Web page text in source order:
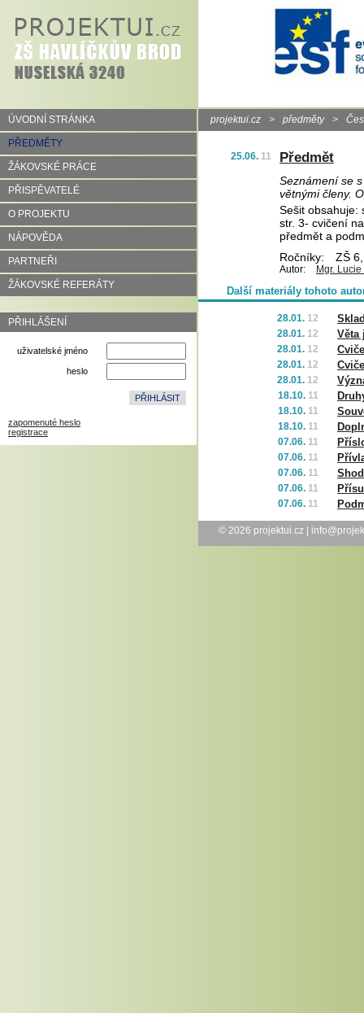
ÚVODNÍ STRÁNKA
PŘEDMĚTY
ŽÁKOVSKÉ PRÁCE
PŘISPĚVATELÉ
O PROJEKTU
NÁPOVĚDA
PARTNEŘI
ŽÁKOVSKÉ REFERÁTY
PŘIHLÁŠENÍ
uživatelské jméno
heslo
zapomenuté heslo
registrace
projektui.cz > předměty >
25.06. 11 Předmět
Seznámení se
větnými členy.
Sešit obsahuje:
str. 3- cvičení
předmět a
Ročníky:
ZŠ
Autor: Mgr.
Další materiály tohoto
28.01. 12
28.01. 12 Věta
28.01. 12
28.01. 12
28.01. 12
18.10. 11
18.10. 11
18.10. 11
07.06. 11
07.06. 11
07.06. 11
07.06. 11
07.06. 11
© 2026 projektui.cz